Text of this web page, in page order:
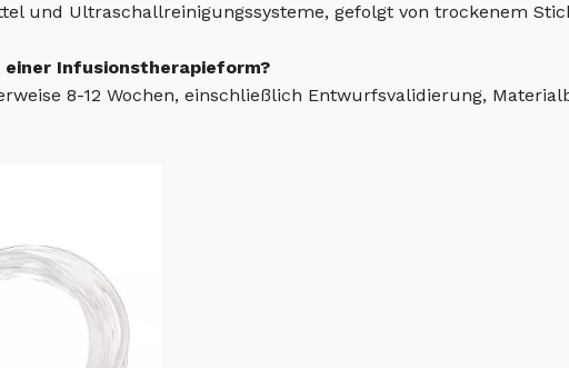
und Ultraschallreinigungssysteme, gefolgt von trockenem
Infusionstherapieform?
8-12 Wochen, einschließlich Entwurfsvalidierung,